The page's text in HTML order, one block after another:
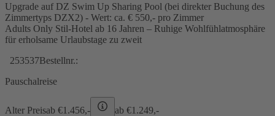
Upgrade auf DZ Swim Up Sharing Pool (bei direkter Buchung des
Zimmertyps DZX2) - Wert: ca. € 550,- pro Zimmer
Adults Only Stil-Hotel ab 16 Jahren – Ruhige Wohlfühlatmosphäre
für erholsame Urlaubstage zu zweit
253537Bestellnr.:
Pauschalreise
Alter Preisab €1.456,- ab €1.249,-